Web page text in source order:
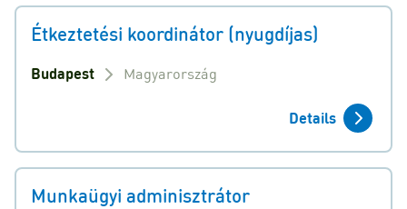
Étkeztetési koordinátor (nyugdíjas)
Budapest Magyarország
Details
Munkaügyi adminisztrátor